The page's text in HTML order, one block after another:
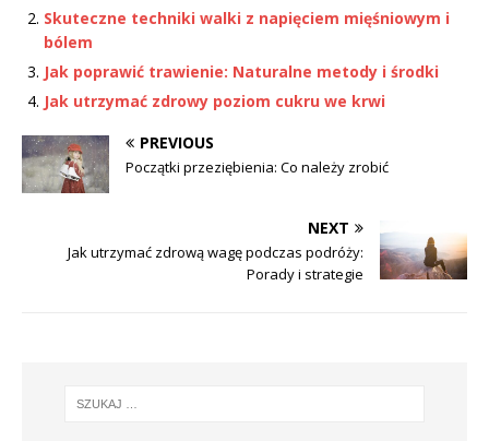
Skuteczne techniki walki z napięciem mięśniowym i
bólem
Jak poprawić trawienie: Naturalne metody i środki
Jak utrzymać zdrowy poziom cukru we krwi
PREVIOUS
Początki przeziębienia: Co należy zrobić
NEXT
Jak utrzymać zdrową wagę podczas podróży:
Porady i strategie